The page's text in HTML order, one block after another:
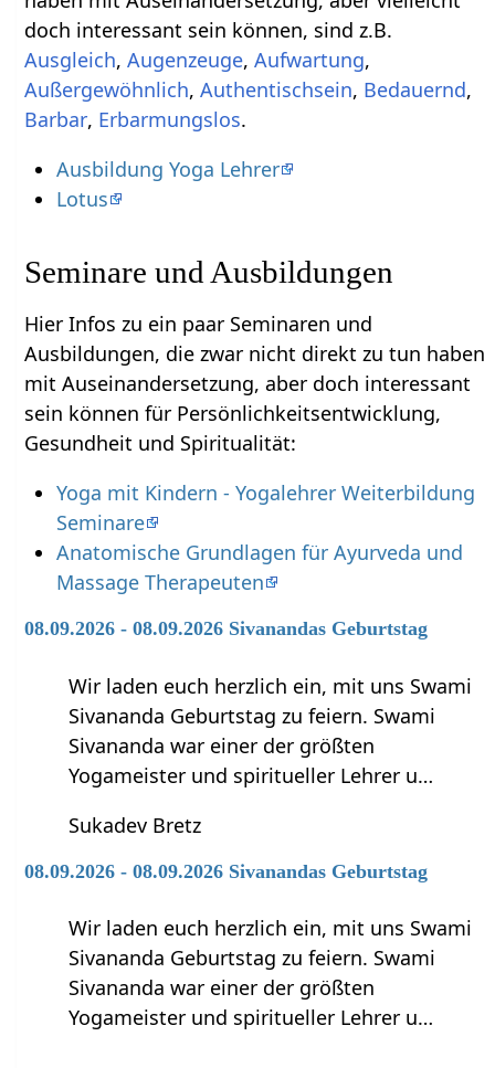
doch interessant sein können, sind z.B.
Ausgleich, ,
,
,Authentischsein,
,
, Erbarmungslos.
Ausbildung Yoga Lehrer
Lotus
Seminare und Ausbildungen
Hier Infos zu ein paar Seminaren und
Ausbildungen, die zwar nicht direkt zu tun haben
mit Auseinandersetzung‏‎, aber doch interessant
sein können für Persönlichkeitsentwicklung,
Gesundheit und Spiritualität:
Yoga mit Kindern - Yogalehrer Weiterbildung
Seminare
Anatomische Grundlagen für Ayurveda und
Massage Therapeuten
08.09.2026 - 08.09.2026 Sivanandas Geburtstag
Wir laden euch herzlich ein, mit uns Swami
Sivananda Geburtstag zu feiern. Swami
Sivananda war einer der größten
Yogameister und spiritueller Lehrer u…
Sukadev Bretz
08.09.2026 - 08.09.2026 Sivanandas Geburtstag
Wir laden euch herzlich ein, mit uns Swami
Sivananda Geburtstag zu feiern. Swami
Sivananda war einer der größten
Yogameister und spiritueller Lehrer u…